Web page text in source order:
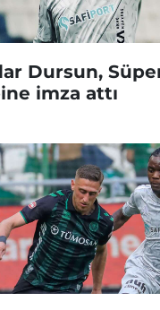
Dursun,
imza attı